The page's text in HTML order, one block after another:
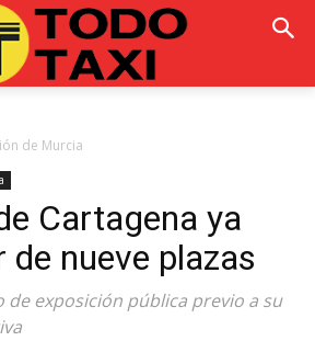
de Murcia
Cartagena ya
de nueve plazas
de exposición pública previo a su